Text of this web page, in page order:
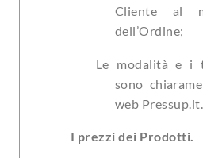
Cliente al
dell’Ordine;
Le modalità e i tempi di spedizione
sono
web Pressup.it.
I prezzi dei Prodotti.